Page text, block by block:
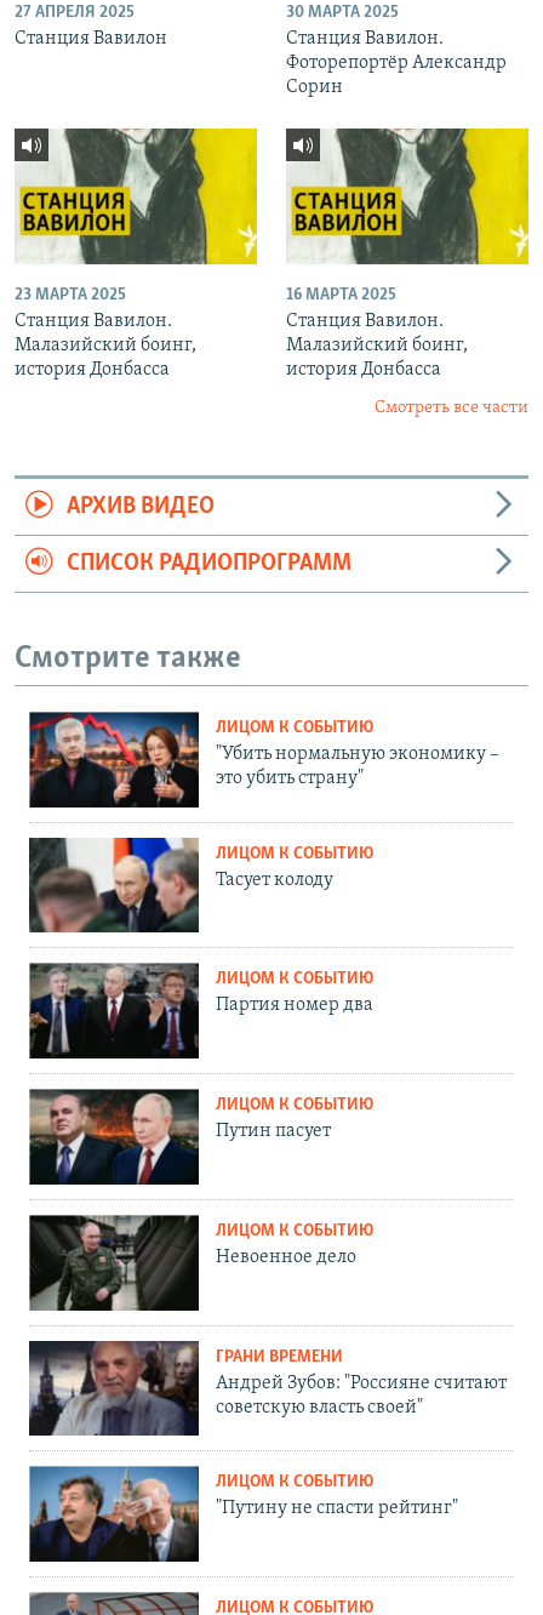
27 АПРЕЛЯ 2025
Станция Вавилон
30 МАРТА 2025
Станция Вавилон.
Фоторепортёр Александр
Сорин
23 МАРТА 2025
Станция Вавилон.
Малазийский боинг,
история Донбасса
16 МАРТА 2025
Станция Вавилон.
Малазийский боинг,
история Донбасса
Смотреть все части
АРХИВ ВИДЕО
СПИСОК РАДИОПРОГРАММ
Смотрите также
ЛИЦОМ К СОБЫТИЮ
"Убить нормальную экономику –
это убить страну"
ЛИЦОМ К СОБЫТИЮ
Тасует колоду
ЛИЦОМ К СОБЫТИЮ
Партия номер два
ЛИЦОМ К СОБЫТИЮ
Путин пасует
ЛИЦОМ К СОБЫТИЮ
Невоенное дело
ГРАНИ ВРЕМЕНИ
Андрей Зубов: "Россияне считают
советскую власть своей"
ЛИЦОМ К СОБЫТИЮ
"Путину не спасти рейтинг"
ЛИЦОМ К СОБЫТИЮ